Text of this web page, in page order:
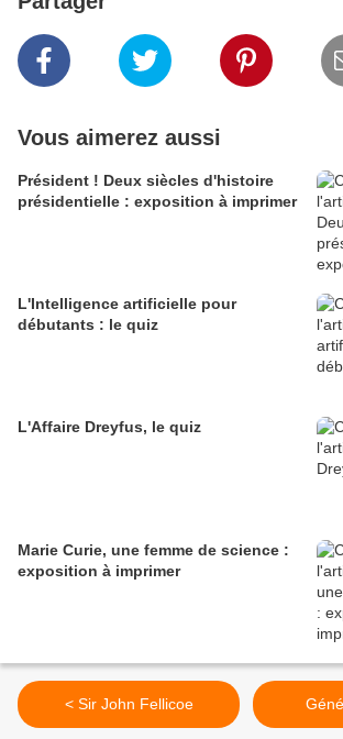
Vous aimerez aussi
Président ! Deux siècles d'histoire
présidentielle : exposition à imprimer
L'Intelligence artificielle pour
débutants : le quiz
L'Affaire Dreyfus, le quiz
Marie Curie, une femme de science :
exposition à imprimer
< Sir John Fellicoe